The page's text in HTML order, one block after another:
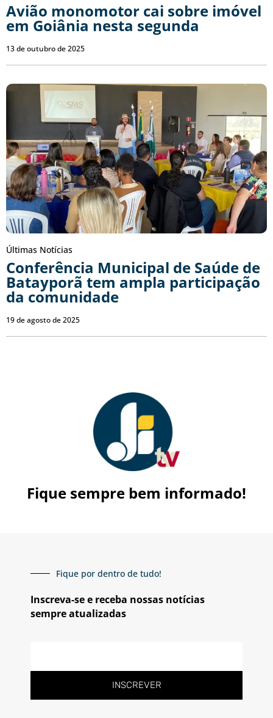
Avião monomotor cai sobre imóvel
em Goiânia nesta segunda
13 de outubro de 2025
Últimas Notícias
Conferência Municipal de Saúde de
Batayporã tem ampla participação
da comunidade
19 de agosto de 2025
Fique sempre bem informado!
Fique por dentro de tudo!
Inscreva-se e receba nossas notícias
sempre atualizadas
INSCREVER